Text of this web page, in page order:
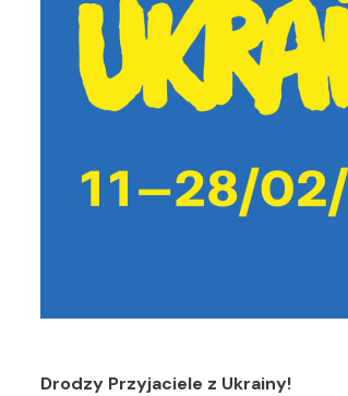
Drodzy Przyjaciele z Ukrainy!